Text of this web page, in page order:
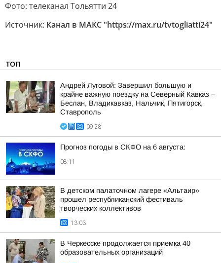
Фото: телеканал Тольятти 24
Источник: Канал в МАКС "https://max.ru/tvtogliatti24"
ТОП
Андрей Луговой: Завершил большую и
крайне важную поездку на Северный Кавказ –
Беслан, Владикавказ, Нальчик, Пятигорск,
Ставрополь
09:28
Прогноз погоды в СКФО на 6 августа:
08:11
В детском палаточном лагере «Альтаир»
прошел республиканский фестиваль
творческих коллективов
13:03
В Черкесске продолжается приемка 40
образовательных организаций